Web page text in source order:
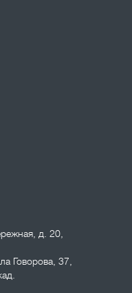
д. 20,
Говорова, 37,